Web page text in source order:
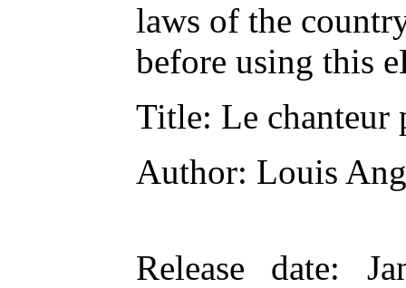
laws of the
before using this
Title: Le chanteur
Author: Louis
Release date: